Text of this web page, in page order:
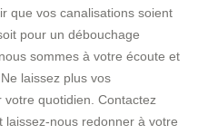
que vos canalisations soient
pour un débouchage
sommes à votre écoute et
laissez plus vos
quotidien. Contactez
laissez-nous redonner à votre